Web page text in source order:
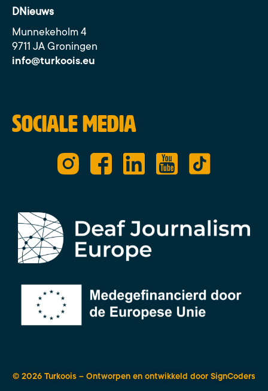
DNieuws
Munnekeholm 4
9711 JA Groningen
info@turkoois.eu
Sociale media
© 2026 Turkoois – Ontworpen en ontwikkeld door SignCoders